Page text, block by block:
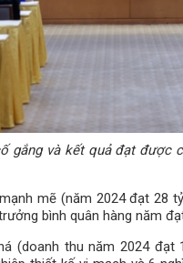
gắng và kết quả đạt được
mẽ (năm 2024 đạt 28
bình quân hàng năm đạt
(doanh thu năm 2024 đạt